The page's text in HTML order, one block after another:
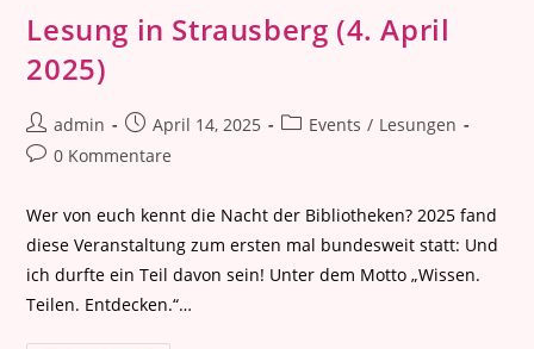
Lesung in Strausberg (4. April
2025)
Beitrags-
Autor:
admin
Beitrag
veröffentlicht:
April 14, 2025
Beitrags-
Events / Lesungen
Beitrags-
0 Kommentare
Wer von euch kennt die Nacht der Bibliotheken? 2025 fand
diese Veranstaltung zum ersten mal bundesweit statt: Und
ich durfte ein Teil davon sein! Unter dem Motto „Wissen.
Teilen. Entdecken.“…